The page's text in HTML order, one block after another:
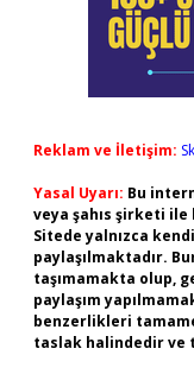
Reklam ve İletişim:
Yasal Uyarı: Bu
veya şahıs şirketi ile
Sitede yalnızca
paylaşılmaktadır.
taşımamakta olup,
paylaşım
benzerlikleri
taslak halindedir ve